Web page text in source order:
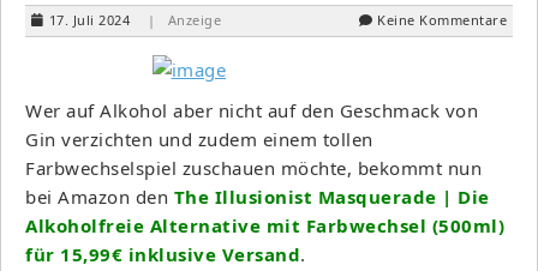
17. Juli 2024 | Anzeige Keine Kommentare
Wer auf Alkohol aber nicht auf den Geschmack von
Gin verzichten und zudem einem tollen
Farbwechselspiel zuschauen möchte, bekommt nun
bei Amazon den The Illusionist Masquerade | Die
Alkoholfreie Alternative mit Farbwechsel (500ml)
für 15,99€ inklusive Versand.